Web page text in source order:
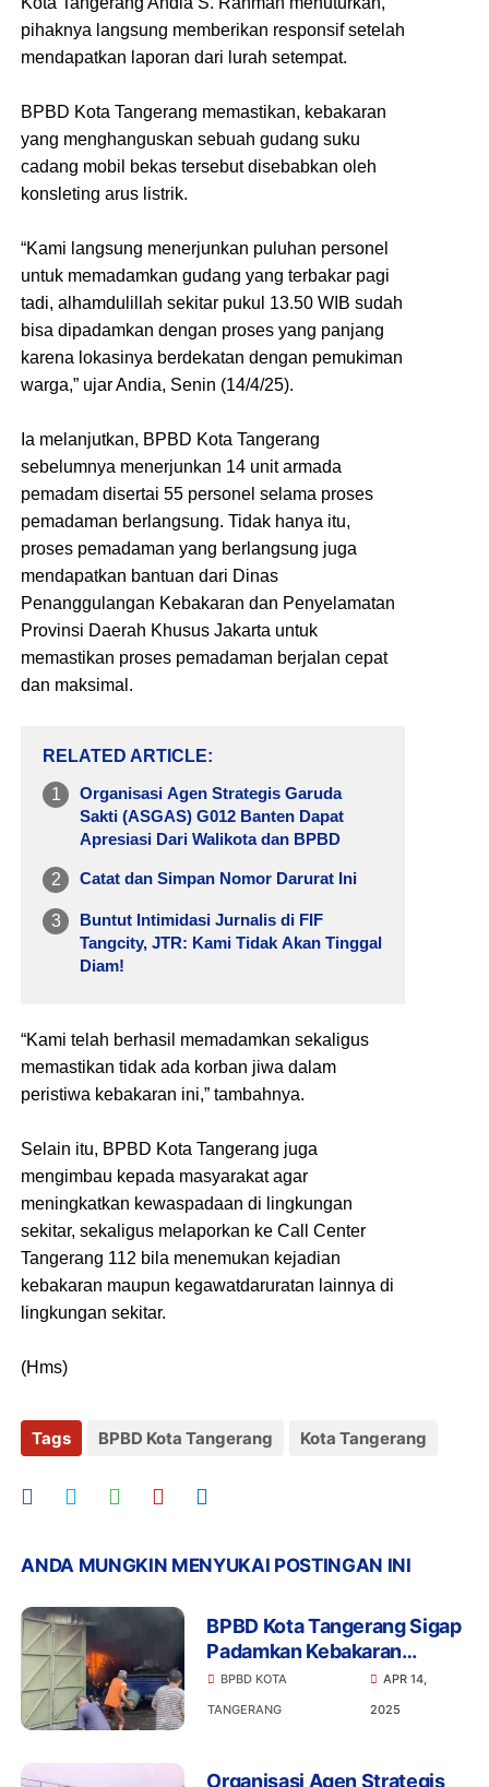
pihaknya langsung memberikan responsif setelah
mendapatkan laporan dari lurah setempat.
BPBD Kota Tangerang memastikan, kebakaran
yang menghanguskan sebuah gudang suku
cadang mobil bekas tersebut disebabkan oleh
konsleting arus listrik.
“Kami langsung menerjunkan puluhan personel
untuk memadamkan gudang yang terbakar pagi
tadi, alhamdulillah sekitar pukul 13.50 WIB sudah
bisa dipadamkan dengan proses yang panjang
karena lokasinya berdekatan dengan pemukiman
warga,” ujar Andia, Senin (14/4/25).
Ia melanjutkan, BPBD Kota Tangerang
sebelumnya menerjunkan 14 unit armada
pemadam disertai 55 personel selama proses
pemadaman berlangsung. Tidak hanya itu,
proses pemadaman yang berlangsung juga
mendapatkan bantuan dari Dinas
Penanggulangan Kebakaran dan Penyelamatan
Provinsi Daerah Khusus Jakarta untuk
memastikan proses pemadaman berjalan cepat
dan maksimal.
RELATED ARTICLE
Organisasi Agen Strategis Garuda
Sakti (ASGAS) G012 Banten Dapat
Apresiasi Dari Walikota dan BPBD
Catat dan Simpan Nomor Darurat Ini
Buntut Intimidasi Jurnalis di FIF
Tangcity, JTR: Kami Tidak Akan Tinggal
Diam!
“Kami telah berhasil memadamkan sekaligus
memastikan tidak ada korban jiwa dalam
peristiwa kebakaran ini,” tambahnya.
Selain itu, BPBD Kota Tangerang juga
mengimbau kepada masyarakat agar
meningkatkan kewaspadaan di lingkungan
sekitar, sekaligus melaporkan ke Call Center
Tangerang 112 bila menemukan kejadian
kebakaran maupun kegawatdaruratan lainnya di
lingkungan sekitar.
(Hms)
Tags BPBD Kota Tangerang Kota Tangerang
ANDA MUNGKIN MENYUKAI POSTINGAN INI
BPBD Kota Tangerang Sigap
Padamkan Kebakaran
Gudang Suku Cadang Mobil
Bekas di Larangan
BPBD KOTA
TANGERANG
APR 14,
2025
Organisasi Agen Strategis